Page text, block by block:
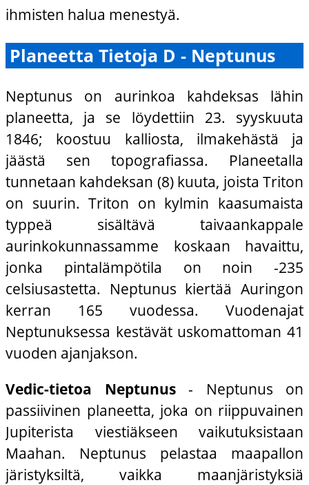
ihmisten halua menestyä.
Planeetta Tietoja D - Neptunus
Neptunus on aurinkoa kahdeksas lähin
planeetta, ja se löydettiin 23. syyskuuta
1846; koostuu kalliosta, ilmakehästä ja
jäästä sen topografiassa. Planeetalla
tunnetaan kahdeksan (8) kuuta, joista Triton
on suurin. Triton on kylmin kaasumaista
typpeä sisältävä taivaankappale
aurinkokunnassamme koskaan havaittu,
jonka pintalämpötila on noin -235
celsiusastetta. Neptunus kiertää Auringon
kerran 165 vuodessa. Vuodenajat
Neptunuksessa kestävät uskomattoman 41
vuoden ajanjakson.
Vedic-tietoa Neptunus- Neptunus on
passiivinen planeetta, joka on riippuvainen
Jupiterista viestiäkseen vaikutuksistaan
Maahan. Neptunus pelastaa maapallon
järistyksiltä, vaikka maanjäristyksiä